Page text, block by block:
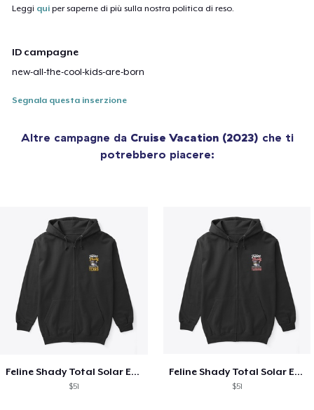
Leggi qui per saperne di più sulla nostra politica di reso.
ID campagne
new-all-the-cool-kids-are-born
Segnala questa inserzione
Altre campagne da Cruise Vacation (2023) che ti
potrebbero piacere:
Feline Shady Total Solar Eclipse Texas
$51
Feline Shady Total Solar Eclipse Tijuana
$51